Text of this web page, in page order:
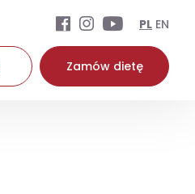
PL EN
Zamów dietę